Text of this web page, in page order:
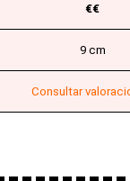
€€
9 cm
Consultar